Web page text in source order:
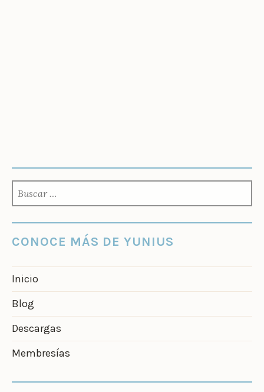
CONOCE MÁS DE YUNIUS
Inicio
Blog
Descargas
Membresías